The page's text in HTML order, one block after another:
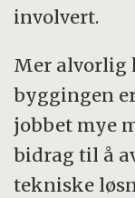
involvert.
Mer alvorlig
byggingen
jobbet mye
bidrag til å
tekniske